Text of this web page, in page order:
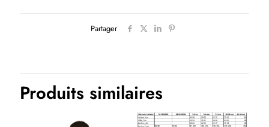
Partager
Produits similaires